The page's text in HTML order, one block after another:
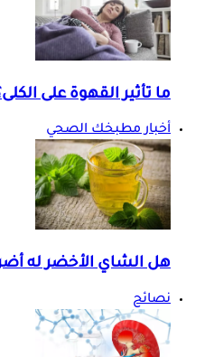
ما تأثير القهوة على
أخبار مطبخك الصحي
هل الشاي الأخضر له
نصائح